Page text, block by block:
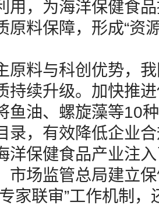
用，为海洋保健食
原料保障，形成“
料与科创优势，我
持续升级。加快推
鱼油、螺旋藻等10
录，有效降低企业
洋保健食品产业注
场监管总局建立保
家联审”工作机制